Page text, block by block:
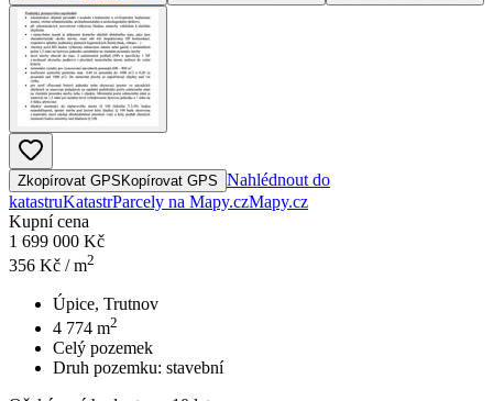
Zkopírovat GPS Kopírovat GPS Nahlédnout do
katastruKatastrParcely na Mapy.czMapy.cz
Kupní cena
1 699 000 Kč
356 Kč / m2
Úpice, Trutnov
4 774 m2
Celý pozemek
Druh pozemku: stavební